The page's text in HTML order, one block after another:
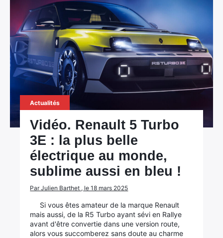
Actualités
Vidéo. Renault 5 Turbo
3E : la plus belle
électrique au monde,
sublime aussi en bleu !
Par Julien Barthet , le 18 mars 2025
Si vous êtes amateur de la marque Renault
mais aussi, de la R5 Turbo ayant sévi en Rallye
avant d'être convertie dans une version route,
alors vous succomberez sans doute au charme